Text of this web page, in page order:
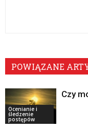
POWIĄZANE
Ocenianie i
śledzenie
postępów
Czy